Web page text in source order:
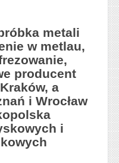
metali
w metlau,
producent
a
i Wrocław
i